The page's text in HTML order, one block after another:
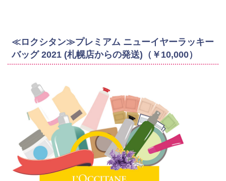
≪ロクシタン≫プレミアム ニューイヤーラッキー
バッグ 2021 (札幌店からの発送)（￥10,000）